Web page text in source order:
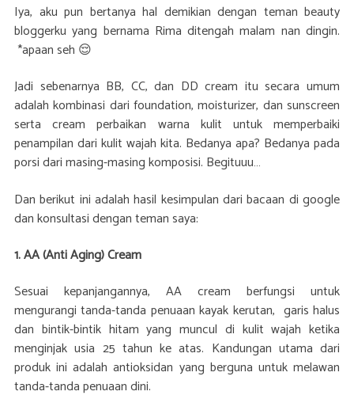
Iya, aku pun bertanya hal demikian dengan teman beauty
bloggerku yang bernama Rima ditengah malam nan dingin.
*apaan seh 😌
Jadi sebenarnya BB, CC, dan DD cream itu secara umum
adalah kombinasi dari foundation, moisturizer, dan sunscreen
serta cream perbaikan warna kulit untuk memperbaiki
penampilan dari kulit wajah kita. Bedanya apa? Bedanya pada
porsi dari masing-masing komposisi. Begituuu…
Dan berikut ini adalah hasil kesimpulan dari bacaan di google
dan konsultasi dengan teman saya:
1. AA (Anti Aging) Cream
Sesuai kepanjangannya, AA
cream berfungsi untuk
mengurangi tanda-tanda penuaan kayak kerutan, garis halus
dan bintik-bintik hitam yang muncul di kulit wajah ketika
menginjak usia 25 tahun ke atas. Kandungan utama dari
produk ini adalah antioksidan yang berguna untuk melawan
tanda-tanda penuaan dini.